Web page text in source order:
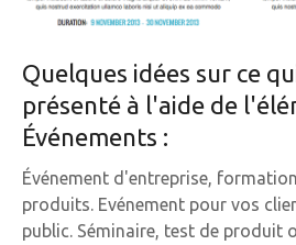
Quelques idées sur ce
présenté à l'aide de
Événements :
Événement d'entreprise,
produits. Evénement pour vos
public. Séminaire, test de produit